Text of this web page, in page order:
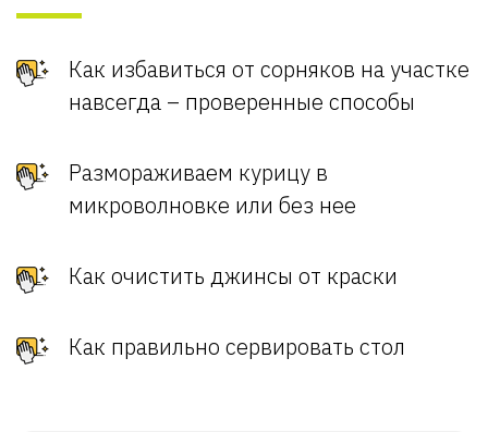
Как избавиться от сорняков на участке
навсегда – проверенные способы
Размораживаем курицу в
микроволновке или без нее
Как очистить джинсы от краски
Как правильно сервировать стол